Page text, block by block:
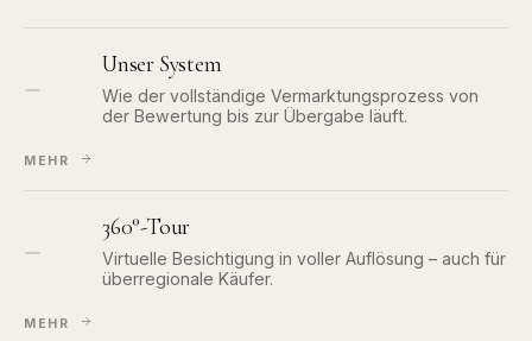
—
Unser System
Wie der vollständige Vermarktungsprozess von
der Bewertung bis zur Übergabe läuft.
MEHR
—
360°-Tour
Virtuelle Besichtigung in voller Auflösung – auch für
überregionale Käufer.
MEHR